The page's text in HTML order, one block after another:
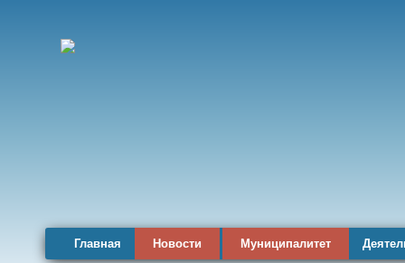
Главная Новости Муниципалитет